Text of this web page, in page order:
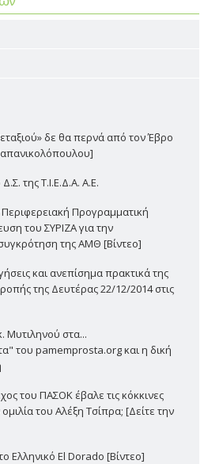
δε θα περνά από τον Έβρο
της Τ.Ι.Ε.Δ.Α. Α.Ε.
Περιφερειακή Προγραμματική
του ΣΥΡΙΖΑ για την
της ΑΜΘ [Βίντεο]
και ανεπίσημα πρακτικά της
της Δευτέρας 22/12/2014 στις
Μυτιληνού στα...
του pamemprosta.org και η δική
του ΠΑΣΟΚ έβαλε τις κόκκινες
του Αλέξη Τσίπρα; [Δείτε την
Ελληνικό El Dorado [Βίντεο]